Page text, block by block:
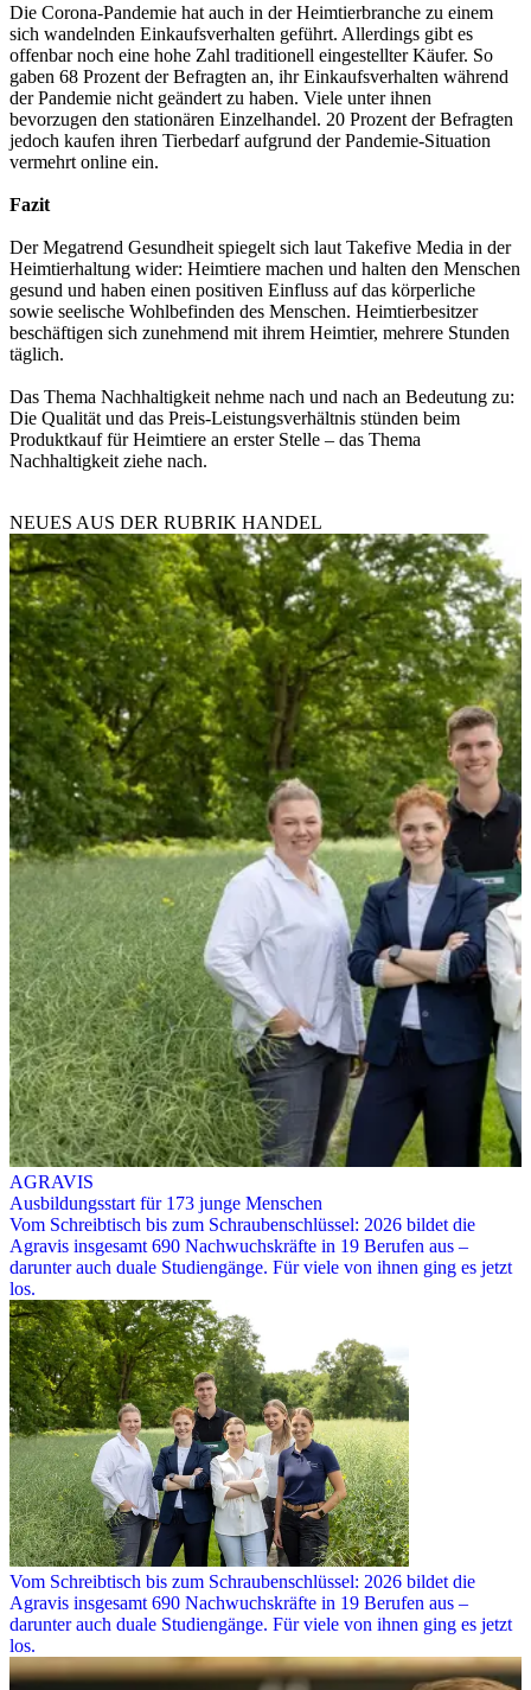
Die Corona-Pandemie hat auch in der Heimtierbranche zu einem
sich wandelnden Einkaufsverhalten geführt. Allerdings gibt es
offenbar noch eine hohe Zahl traditionell eingestellter Käufer. So
gaben 68 Prozent der Befragten an, ihr Einkaufsverhalten während
der Pandemie nicht geändert zu haben. Viele unter ihnen
bevorzugen den stationären Einzelhandel. 20 Prozent der Befragten
jedoch kaufen ihren Tierbedarf aufgrund der Pandemie-Situation
vermehrt online ein.
Fazit
Der Megatrend Gesundheit spiegelt sich laut Takefive Media in der
Heimtierhaltung wider: Heimtiere machen und halten den Menschen
gesund und haben einen positiven Einfluss auf das körperliche
sowie seelische Wohlbefinden des Menschen. Heimtierbesitzer
beschäftigen sich zunehmend mit ihrem Heimtier, mehrere Stunden
täglich.
Das Thema Nachhaltigkeit nehme nach und nach an Bedeutung zu:
Die Qualität und das Preis-Leistungsverhältnis stünden beim
Produktkauf für Heimtiere an erster Stelle – das Thema
Nachhaltigkeit ziehe nach.
NEUES AUS DER RUBRIK HANDEL
AGRAVIS
Ausbildungsstart für 173 junge Menschen
Vom Schreibtisch bis zum Schraubenschlüssel: 2026 bildet die
Agravis insgesamt 690 Nachwuchskräfte in 19 Berufen aus –
darunter auch duale Studiengänge. Für viele von ihnen ging es jetzt
los.
Vom Schreibtisch bis zum Schraubenschlüssel: 2026 bildet die
Agravis insgesamt 690 Nachwuchskräfte in 19 Berufen aus –
darunter auch duale Studiengänge. Für viele von ihnen ging es jetzt
los.